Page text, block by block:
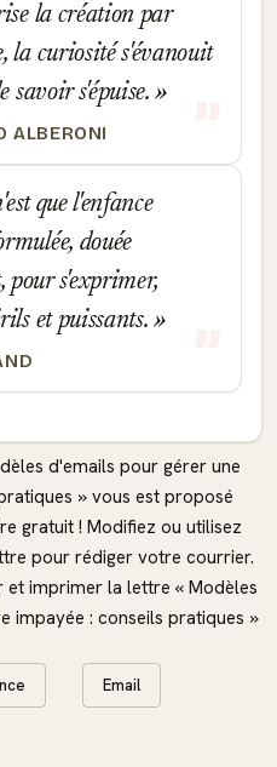
la création par
la curiosité s'évanouit
savoir s'épuise.
ALBERONI
que l'enfance
douée
s'exprimer,
et puissants.
d'emails pour gérer une
» vous est proposé
gratuit ! Modifiez ou utilisez
pour rédiger votre courrier.
et imprimer la lettre « Modèles
impayée : conseils pratiques »
Email